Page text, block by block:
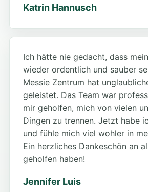
Katrin Hannusch
Ich hätte nie gedacht, dass
wieder ordentlich und sauber
Messie Zentrum hat
geleistet. Das Team war
mir geholfen, mich von vielen
Dingen zu trennen. Jetzt habe
und fühle mich viel wohler in
Ein herzliches Dankeschön an
geholfen haben!
Jennifer Luis